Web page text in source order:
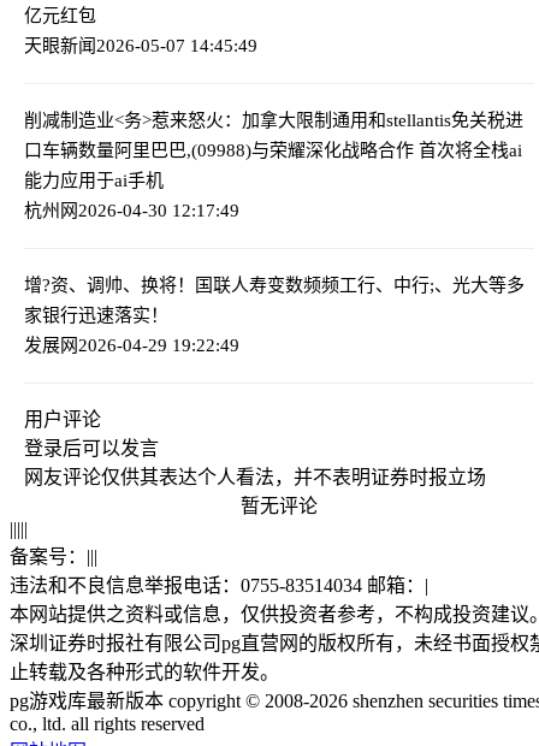
亿元红包
天眼新闻2026-05-07 14:45:49
削减制造业<务>惹来怒火：加拿大限制通用和stellantis免关税进
口车辆数量阿里巴巴,(09988)与荣耀深化战略合作 首次将全栈ai
能力应用于ai手机
杭州网2026-04-30 12:17:49
增?资、调帅、换将！国联人寿变数频频工行、中行;、光大等多
家银行迅速落实！
发展网2026-04-29 19:22:49
用户评论
登录后可以发言
网友评论仅供其表达个人看法，并不表明证券时报立场
暂无评论
|||||
备案号： |||
违法和不良信息举报电话：0755-83514034 邮箱： |
本网站提供之资料或信息，仅供投资者参考，不构成投资建议
深圳证券时报社有限公司pg直营网的版权所有，未经书面授权
止转载及各种形式的软件开发。
pg游戏库最新版本 copyright © 2008-2026 shenzhen securities
co., ltd. all rights reserved